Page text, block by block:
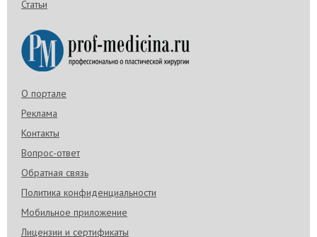
Статьи
О портале
Реклама
Контакты
Вопрос-ответ
Обратная связь
Политика конфиденциальности
Мобильное приложение
Лицензии и сертификаты